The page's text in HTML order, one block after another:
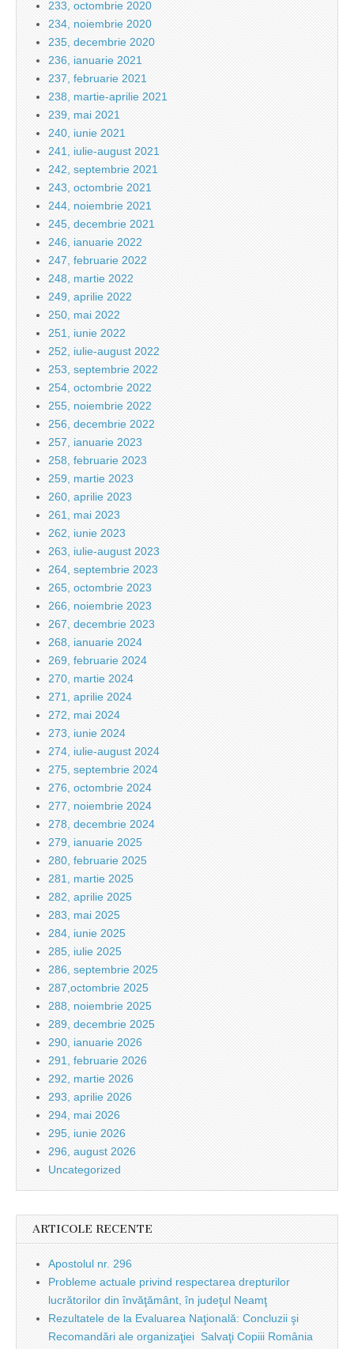
233, octombrie 2020
234, noiembrie 2020
235, decembrie 2020
236, ianuarie 2021
237, februarie 2021
238, martie-aprilie 2021
239, mai 2021
240, iunie 2021
241, iulie-august 2021
242, septembrie 2021
243, octombrie 2021
244, noiembrie 2021
245, decembrie 2021
246, ianuarie 2022
247, februarie 2022
248, martie 2022
249, aprilie 2022
250, mai 2022
251, iunie 2022
252, iulie-august 2022
253, septembrie 2022
254, octombrie 2022
255, noiembrie 2022
256, decembrie 2022
257, ianuarie 2023
258, februarie 2023
259, martie 2023
260, aprilie 2023
261, mai 2023
262, iunie 2023
263, iulie-august 2023
264, septembrie 2023
265, octombrie 2023
266, noiembrie 2023
267, decembrie 2023
268, ianuarie 2024
269, februarie 2024
270, martie 2024
271, aprilie 2024
272, mai 2024
273, iunie 2024
274, iulie-august 2024
275, septembrie 2024
276, octombrie 2024
277, noiembrie 2024
278, decembrie 2024
279, ianuarie 2025
280, februarie 2025
281, martie 2025
282, aprilie 2025
283, mai 2025
284, iunie 2025
285, iulie 2025
286, septembrie 2025
287,octombrie 2025
288, noiembrie 2025
289, decembrie 2025
290, ianuarie 2026
291, februarie 2026
292, martie 2026
293, aprilie 2026
294, mai 2026
295, iunie 2026
296, august 2026
Uncategorized
ARTICOLE RECENTE
Apostolul nr. 296
Probleme actuale privind respectarea drepturilor
lucrătorilor din învăţământ, în judeţul Neamţ
Rezultatele de la Evaluarea Naţională: Concluzii şi
Recomandări ale organizaţiei Salvaţi Copiii România